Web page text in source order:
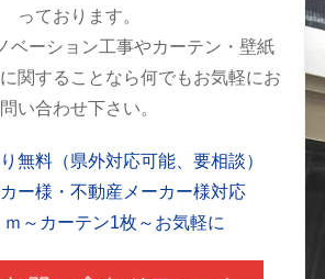
っております。
ベーション工事やカーテン・壁紙
関することなら何でもお気軽にお
問い合わせ下さい。
無料（県外対応可能、要相談）
ー様・不動産メーカー様対応
ｍ～カーテン1枚～お気軽に